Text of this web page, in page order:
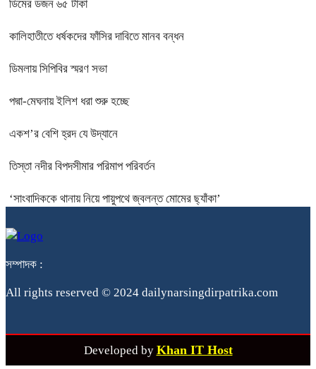
ডিমের ডজন ৬৫ টাকা
কালিহাতীতে ধর্ষকদের ফাঁসির দাবিতে মানব বন্ধন
ডিমলায় সিপিবির স্মরণ সভা
পদ্মা-মেঘনায় ইলিশ ধরা শুরু হচ্ছে
একশ’র বেশি হ্রদ যে উদ্যানে
তিস্তা নদীর বিপদসীমার পরিমাপ পরিবর্তন
‘সাংবাদিককে থানায় নিয়ে পায়ুপথে জ্বলন্ত মোমের ছ্যাঁকা’
সম্পাদক :
All rights reserved © 2024 dailynarsingdirpatrika.com
Developed by Khan IT Host